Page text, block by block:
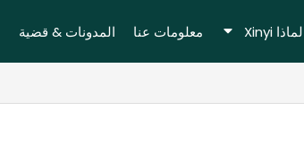
لماذا Xinyi معلومات عنا المدونات & قضية